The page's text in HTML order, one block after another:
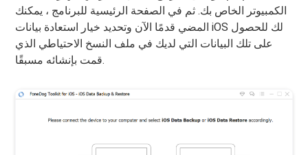
الكمبيوتر الخاص بك. ثم في الصفحة الرئيسية للبرنامج ، يمكنك
المضي قدمًا الآن وتحديد خيار استعادة بيانات iOS لك للحصول
على تلك البيانات التي لديك في ملف النسخ الاحتياطي الذي
قمت بإنشائه مسبقًا.